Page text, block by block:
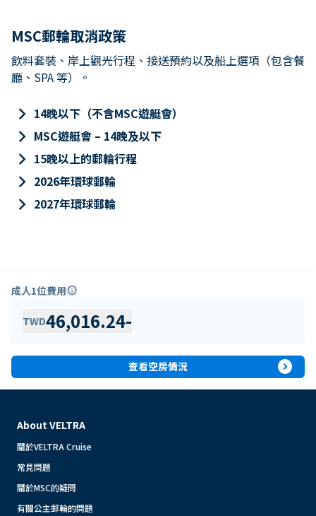
MSC郵輪取消政策
飲料套裝、岸上觀光行程、接送預約以及船上選項（包含餐
廳、SPA 等）。
keyboard_arrow_right 14晚以下（不含MSC遊艇會）
keyboard_arrow_right MSC遊艇會 – 14晚及以下
keyboard_arrow_right 15晚以上的郵輪行程
keyboard_arrow_right 2026年環球郵輪
keyboard_arrow_right 2027年環球郵輪
成人1位費用info
TWD46,016.24-
查看空房情況 expand_circle_right
About VELTRA
關於VELTRA Cruise
常見問題
關於MSC的疑問
有關公主郵輪的問題